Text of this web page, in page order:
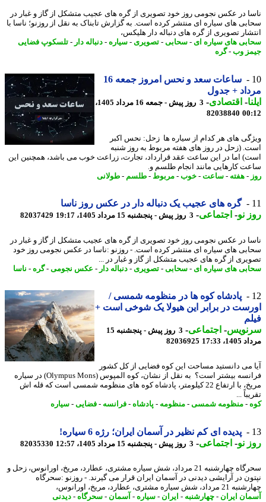
در عکس نجومی روز خود تصویری از گره های عجیب متشکل از گاز و غبار در
های سیاره ای منتشر کرده است. به گزارش تابناک به نقل از روزنو؛ ناسا با
تصویری از گره های دنباله دار هلیکس،
های سیاره ای - سحابی-تصویری- سیاره-دنباله دار-تلسکوپ فضایی
وب -گره
ساعات سعد و نحس امروز جمعه 16
+ جدول
-اقتصادی-
3 روز پیش - جمعه 16 مرداد 1405،
82038840
های هر کدام از سیاره ها زحل: نحس اکبر
(زحل در روز های هفته مربوط به روز شنبه
اما در این ساعت عقد قرارداد، تجارت، زراعت خوب می باشد، همچنین این
کارهایی مانند انجام طلسم و.
- هفته-ساعت-خوب-مربوط -طلسم-طولانی
گره های عجیب یک دنباله دار در عکس روز ناسا
نو- اجتماعی-3 روز پیش - پنجشنبه 15 مرداد 1405، 19:17 82037429
در عکس نجومی روز خود تصویری از گره های عجیب متشکل از گاز و غبار در
های سیاره ای منتشر کرده است. - روزنو :ناسا در عکس نجومی روز خود
از گره های عجیب متشکل از گاز و غبار در ...
های سیاره ای - سحابی-تصویری- دنباله دار-عکس نجومی-گره-ناسا
پادشاه کوه ها در منظومه شمسی /
در برابر این هیولا یک شوخی است +
-اجتماعی-
3 روز پیش - پنجشنبه 15
17:33
82036925
می دانستید مساحت این کوه فضایی از کل کشور
فرانسه بیشتر است؟ ​ به نقل از نشان، کوه المپوس (Olympus Mons) در سیاره
مریخ، با ارتفاع 22 کیلومتر، پادشاه کوه های منظومه شمسی است که قله اش
...
-منظومه شمسی-منظومه-پادشاه-فرانسه -فضایی-سیاره
پدیده ای کم نظیر در آسمان ایران؛ رژه 6 سیاره!
نو- اجتماعی-3 روز پیش - پنجشنبه 15 مرداد 1405، 12:57 82035330
سحرگاه چهارشنبه 21 مرداد، شش سیاره مشتری، عطارد، مریخ، اورانوس، زحل و
در آرایشی دیدنی در آسمان ایران قرار می گیرند. - روزنو :سحرگاه
سیاره مشتری، عطارد، مریخ، اورانوس،
ایران - چهارشنبه-ایران - سیاره-آسمان-سحرگاه-دیدنی